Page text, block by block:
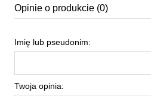
Opinie o produkcie (0)
Imię lub pseudonim:
Twoja opinia: